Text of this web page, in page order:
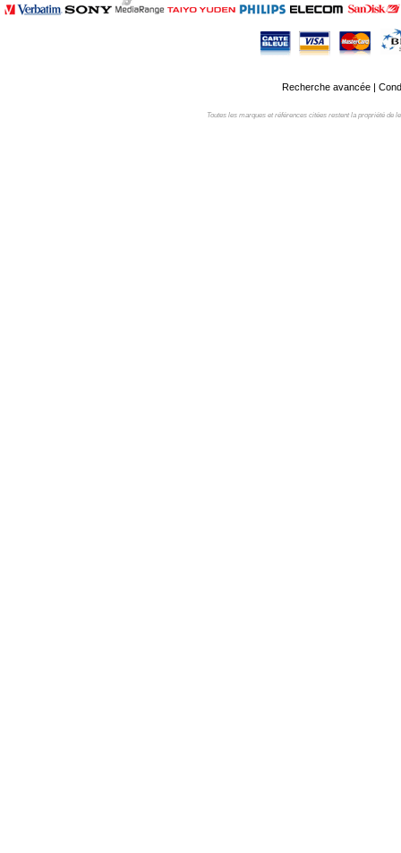
Recherche avancée|
Toutes les marques et références citées restent la propriété de